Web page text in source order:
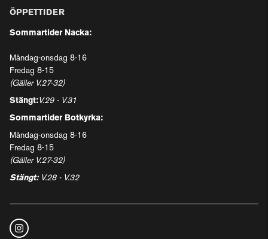
ÖPPETTIDER
Sommartider Nacka:
Måndag-onsdag 8-16
Fredag 8-15
(Gäller V.27-32)
Stängt:V.29 - V.31
Sommartider Botkyrka:
Måndag-onsdag 8-16
Fredag 8-15
(Gäller V.27-32)
Stängt: V.28 - V.32